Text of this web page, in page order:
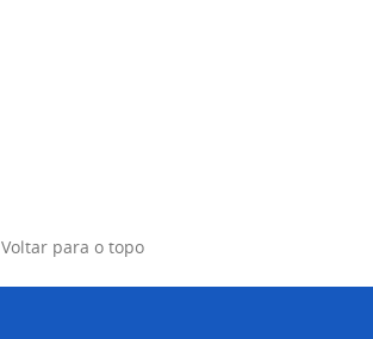
Voltar para o topo